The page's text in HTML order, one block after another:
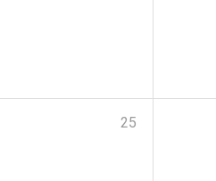
25